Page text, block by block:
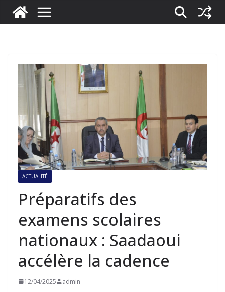
ACTUALITÉ
Préparatifs des
examens scolaires
nationaux : Saadaoui
accélère la cadence
12/04/2025 admin